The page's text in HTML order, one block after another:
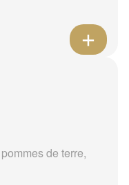
de terre,